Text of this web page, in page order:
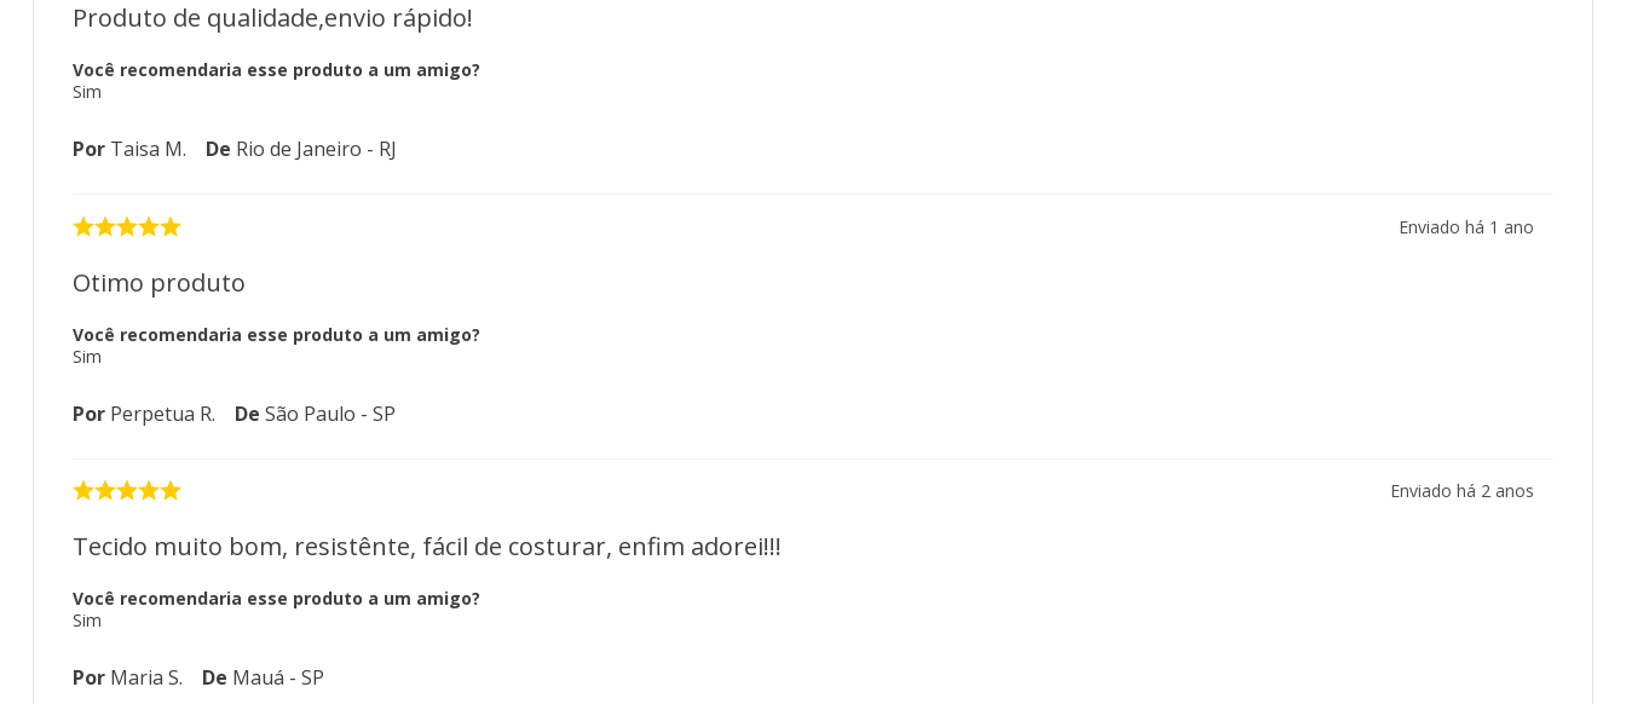
Produto de qualidade,envio rápido!
Você recomendaria esse produto a um amigo?
Sim
Por Taisa M. De Rio de Janeiro - RJ
Enviado há 1 ano
Otimo produto
Você recomendaria esse produto a um amigo?
Sim
Por Perpetua R. De São Paulo - SP
Enviado há 2 anos
Tecido muito bom, resistênte, fácil de costurar, enfim adorei!!!
Você recomendaria esse produto a um amigo?
Sim
Por Maria S. De Mauá - SP